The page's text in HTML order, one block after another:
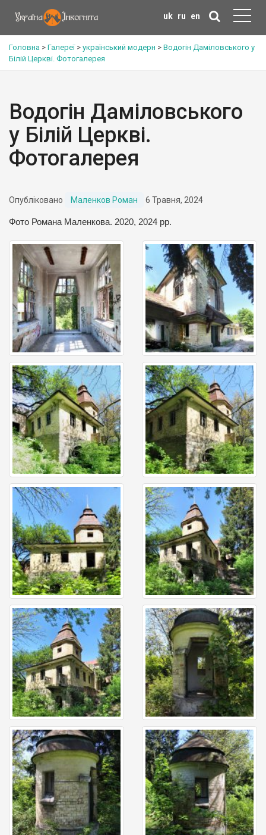
uk ru en
Головна > Галереї> український модерн > Водогін Даміловського у
Білій Церкві. Фотогалерея
Водогін Даміловського
у Білій Церкві.
Фотогалерея
Опубліковано Маленков Роман 6 Травня, 2024
Фото Романа Маленкова. 2020, 2024 рр.